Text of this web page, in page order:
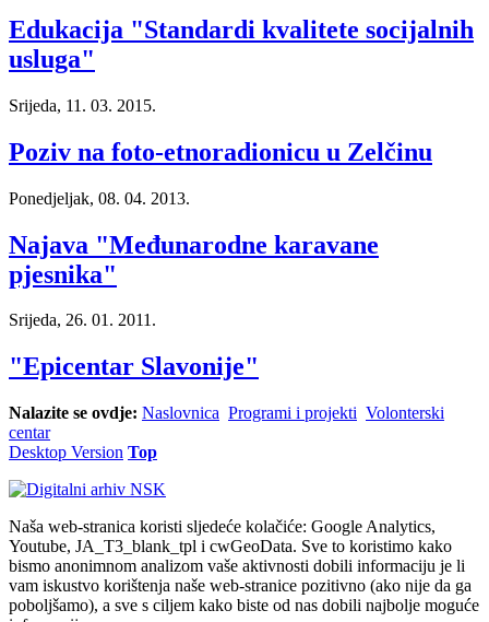
Edukacija "Standardi kvalitete socijalnih
usluga"
Srijeda, 11. 03. 2015.
Poziv na foto-etnoradionicu u Zelčinu
Ponedjeljak, 08. 04. 2013.
Najava "Međunarodne karavane
pjesnika"
Srijeda, 26. 01. 2011.
"Epicentar Slavonije"
Nalazite se ovdje: Naslovnica Programi i projekti Volonterski
centar
Desktop Version Top
Naša web-stranica koristi sljedeće kolačiće: Google Analytics,
Youtube, JA_T3_blank_tpl i cwGeoData. Sve to koristimo kako
bismo anonimnom analizom vaše aktivnosti dobili informaciju je li
vam iskustvo korištenja naše web-stranice pozitivno (ako nije da ga
poboljšamo), a sve s ciljem kako biste od nas dobili najbolje moguće